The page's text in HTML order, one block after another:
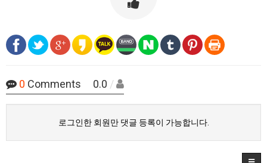
0 Comments 0.0 /
로그인한 회원만 댓글 등록이 가능합니다.